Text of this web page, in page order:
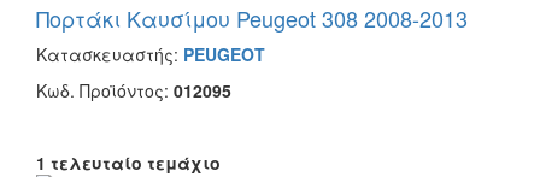
Πορτάκι Καυσίμου Peugeot 308 2008-2013
Κατασκευαστής: PEUGEOT
Κωδ. Προϊόντος: 012095
1 τελευταίο τεμάχιο